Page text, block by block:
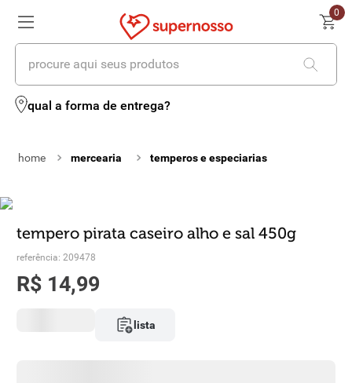
0
procure aqui seus produtos
qual a forma de entrega?
mercearia temperos e especiarias
tempero pirata caseiro alho e sal 450g
referência: 209478
R$ 14,99
lista
termos mais buscados
2º leite
4º iogurte
5º queijo
6º biscoito
detergente